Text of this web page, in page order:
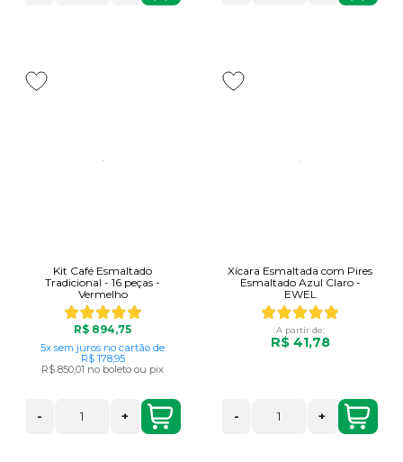
Kit Café Esmaltado
Tradicional - 16 peças -
Vermelho
R$ 894,75
5x sem juros no cartão de
R$ 178,95
R$ 850,01 no boleto ou pix
- +
Xícara Esmaltada com Pires
Esmaltado Azul Claro -
EWEL
A partir de:
R$ 41,78
- +